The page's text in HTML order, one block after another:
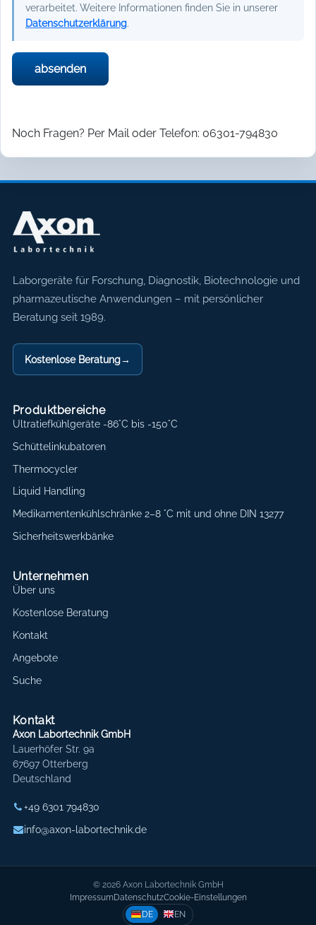
verarbeitet. Weitere Informationen finden Sie in unserer
Datenschutzerklärung.
absenden
Noch Fragen? Per Mail oder Telefon: 06301-794830
Axon Labortechnik
Laborgeräte für Forschung, Diagnostik, Biotechnologie und
pharmazeutische Anwendungen – mit persönlicher
Beratung seit 1989.
Kostenlose Beratung→
Produktbereiche
Ultratiefkühlgeräte -86°C bis -150°C
Schüttelinkubatoren
Thermocycler
Liquid Handling
Medikamentenkühlschränke 2–8 °C mit und ohne DIN 13277
Sicherheitswerkbänke
Unternehmen
Über uns
Kostenlose Beratung
Kontakt
Angebote
Suche
Kontakt
Axon Labortechnik GmbH
Lauerhöfer Str. 9a
67697 Otterberg
Deutschland
+49 6301 794830
info@axon-labortechnik.de
© 2026 Axon Labortechnik GmbH
ImpressumDatenschutzCookie-Einstellungen
DE
EN